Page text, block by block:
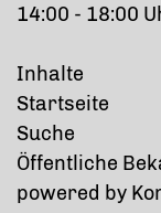
14:00 - 18:00
Inhalte
Startseite
Suche
Öffentliche
powered by